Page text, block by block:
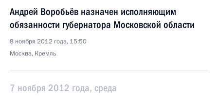
Андрей Воробьёв назначен исполняющим
обязанности губернатора Московской области
8 ноября 2012 года, 15:50
Москва, Кремль
7 ноября 2012 года, среда